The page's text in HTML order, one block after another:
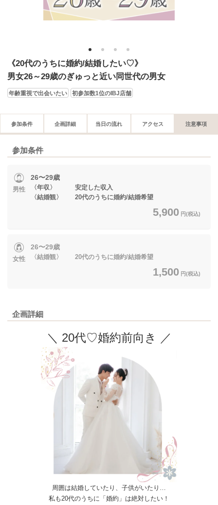
1 2 3 4
《20代のうちに婚約/結婚したい♡》
男女26～29歳のぎゅっと近い同世代の男女
年齢重視で出会いたい 初参加数1位のIBJ店舗
参加条件 企画詳細 当日の流れ アクセス 注意事項
参加条件
男性
26〜29歳
〈年収〉 安定した収入
〈結婚観〉 20代のうちに婚約/結婚希望
5,900 円(税込)
女性
26〜29歳
〈結婚観〉 20代のうちに婚約/結婚希望
1,500 円(税込)
企画詳細
＼ 20代♡婚約前向き ／
周囲は結婚していたり、子供がいたり…
私も20代のうちに「婚約」は絶対したい！